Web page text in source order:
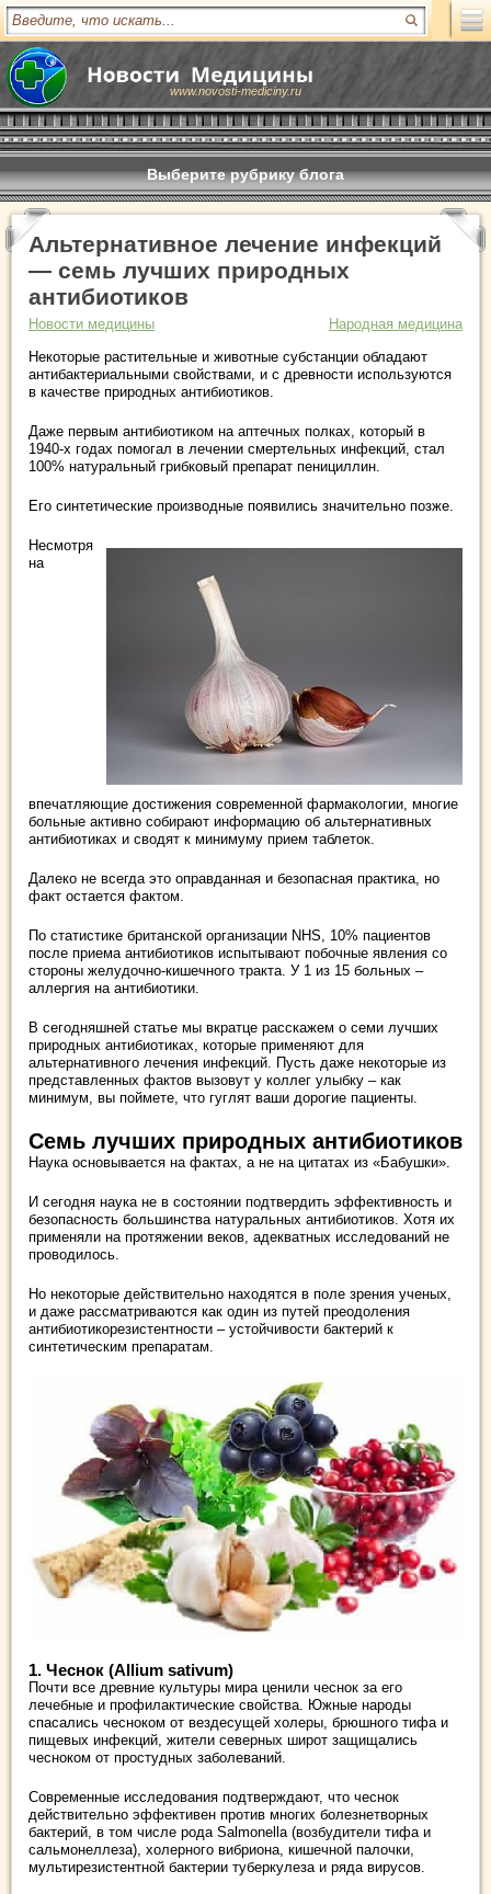
www.novosti-mediciny.ru
Выберите рубрику блога
Альтернативное лечение инфекций
— семь лучших природных
антибиотиков
Новости медицины
Народная медицина
Некоторые растительные и животные субстанции обладают
антибактериальными свойствами, и с древности используются
в качестве природных антибиотиков.
Даже первым антибиотиком на аптечных полках, который в
1940-х годах помогал в лечении смертельных инфекций, стал
100% натуральный грибковый препарат пенициллин.
Его синтетические производные появились значительно позже.
Несмотря
на
впечатляющие достижения современной фармакологии, многие
больные активно собирают информацию об альтернативных
антибиотиках и сводят к минимуму прием таблеток.
Далеко не всегда это оправданная и безопасная практика, но
факт остается фактом.
По статистике британской организации NHS, 10% пациентов
после приема антибиотиков испытывают побочные явления со
стороны желудочно-кишечного тракта. У 1 из 15 больных –
аллергия на антибиотики.
В сегодняшней статье мы вкратце расскажем о семи лучших
природных антибиотиках, которые применяют для
альтернативного лечения инфекций. Пусть даже некоторые из
представленных фактов вызовут у коллег улыбку – как
минимум, вы поймете, что гуглят ваши дорогие пациенты.
Семь лучших природных антибиотиков
Наука основывается на фактах, а не на цитатах из «Бабушки».
И сегодня наука не в состоянии подтвердить эффективность и
безопасность большинства натуральных антибиотиков. Хотя их
применяли на протяжении веков, адекватных исследований не
проводилось.
Но некоторые действительно находятся в поле зрения ученых,
и даже рассматриваются как один из путей преодоления
антибиотикорезистентности – устойчивости бактерий к
синтетическим препаратам.
1. Чеснок (Allium sativum)
Почти все древние культуры мира ценили чеснок за его
лечебные и профилактические свойства. Южные народы
спасались чесноком от вездесущей холеры, брюшного тифа и
пищевых инфекций, жители северных широт защищались
чесноком от простудных заболеваний.
Современные исследования подтверждают, что чеснок
действительно эффективен против многих болезнетворных
бактерий, в том числе рода Salmonella (возбудители тифа и
сальмонеллеза), холерного вибриона, кишечной палочки,
мультирезистентной бактерии туберкулеза и ряда вирусов.